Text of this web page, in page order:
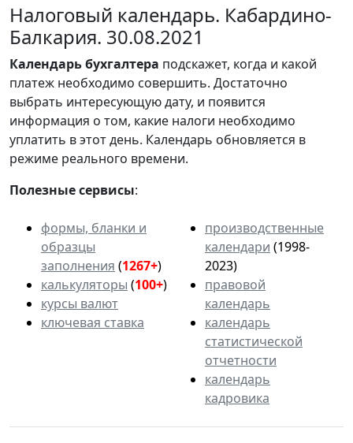
Налоговый календарь. Кабардино-
Балкария. 30.08.2021
Календарьбухгалтера подскажет, когда и какой
платеж необходимо совершить. Достаточно
выбрать интересующую дату, и появится
информация о том, какие налоги необходимо
уплатить в этот день. Календарь обновляется в
режиме реального времени.
Полезные сервисы:
формы, бланки и
образцы
заполнения (1267+)
калькуляторы (100+)
курсы валют
ключевая ставка
производственные
календари (1998-
2023)
правовой
календарь
календарь
статистической
отчетности
календарь
кадровика